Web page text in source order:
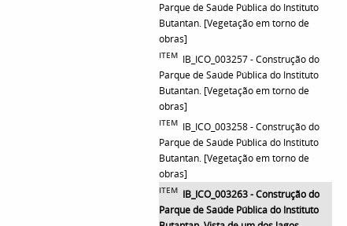
Parque de Saúde Pública do Instituto
Butantan. [Vegetação em torno de
obras]
ITEM IB_ICO_003257 - Construção do
Parque de Saúde Pública do Instituto
Butantan. [Vegetação em torno de
obras]
ITEM IB_ICO_003258 - Construção do
Parque de Saúde Pública do Instituto
Butantan. [Vegetação em torno de
obras]
ITEM IB_ICO_003263 - Construção do
Parque de Saúde Pública do Instituto